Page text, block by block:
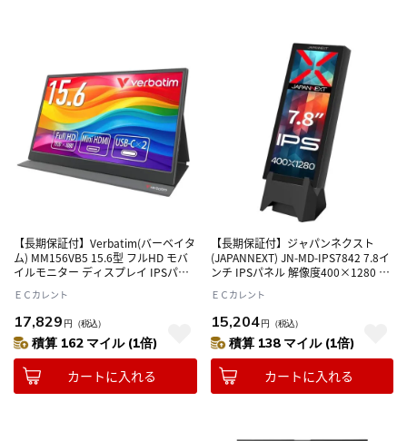
【長期保証付】Verbatim(バーベイタ
ム) MM156VB5 15.6型 フルHD モバ
イルモニター ディスプレイ IPSパネ
ＥＣカレント
17,829 円 （税込）
積算 162 マイル (1倍)
カートに入れる
【長期保証付】ジャパンネクスト
(JAPANNEXT) JN-MD-IPS7842 7.8イ
ンチ IPSパネル 解像度400×1280 縦
イ
ＥＣカレント
15,204円 （税込）
積算 138 マイル (1倍)
カートに入れる